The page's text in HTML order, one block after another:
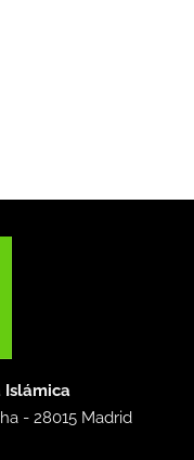
Islámica
-28015 Madrid